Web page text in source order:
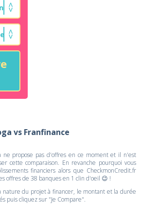
vs Franfinance
ne propose pas d'offres en ce moment et il n'est
cette comparaison. En revanche pourquoi vous
financiers alors que CheckmonCredit.fr
offres de 38 banques en 1 clin d'oeil 😉 !
nature du projet à financer, le montant et la durée
puis cliquez sur "Je Compare".